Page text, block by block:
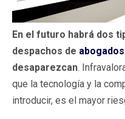
En el futuro habrá dos
despachos de abogados
desaparezcan.
que la tecnología y la
introducir, es el mayor